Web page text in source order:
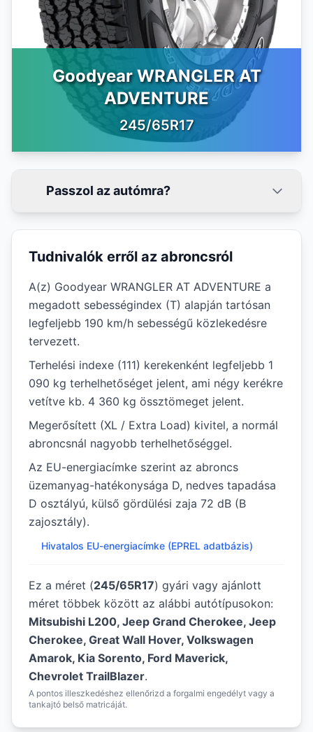
Goodyear WRANGLER AT
ADVENTURE
245/65R17
Passzol az autómra?
Tudnivalók erről az abroncsról
A(z) Goodyear WRANGLER AT ADVENTURE a
megadott sebességindex (T) alapján tartósan
legfeljebb 190 km/h sebességű közlekedésre
tervezett.
Terhelési indexe (111) kerekenként legfeljebb 1
090 kg terhelhetőséget jelent, ami négy kerékre
vetítve kb. 4 360 kg össztömeget jelent.
Megerősített (XL / Extra Load) kivitel, a normál
abroncsnál nagyobb terhelhetőséggel.
Az EU-energiacímke szerint az abroncs
üzemanyag-hatékonysága D, nedves tapadása
D osztályú, külső gördülési zaja 72 dB (B
zajosztály).
Hivatalos EU-energiacímke (EPREL adatbázis)
Ez a méret (245/65R17) gyári vagy ajánlott
méret többek között az alábbi autótípusokon:
Mitsubishi L200, Jeep Grand Cherokee, Jeep
Cherokee, Great Wall Hover, Volkswagen
Amarok, Kia Sorento, Ford Maverick,
Chevrolet TrailBlazer.
A pontos illeszkedéshez ellenőrizd a forgalmi engedélyt vagy a
tankajtó belső matricáját.